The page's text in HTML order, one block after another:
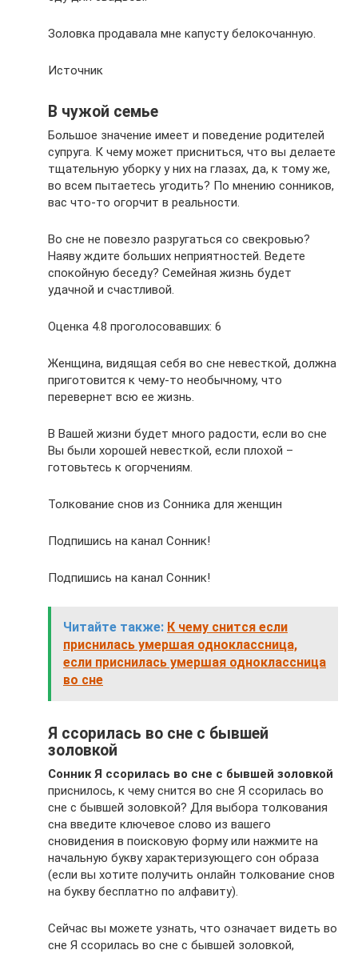
Золовка продавала мне капусту белокочанную.
Источник
В чужой семье
Большое значение имеет и поведение родителей
супруга. К чему может присниться, что вы делаете
тщательную уборку у них на глазах, да, к тому же,
во всем пытаетесь угодить? По мнению сонников,
вас что-то огорчит в реальности.
Во сне не повезло разругаться со свекровью?
Наяву ждите больших неприятностей. Ведете
спокойную беседу? Семейная жизнь будет
удачной и счастливой.
Оценка 4.8 проголосовавших: 6
Женщина, видящая себя во сне невесткой, должна
приготовится к чему-то необычному, что
перевернет всю ее жизнь.
В Вашей жизни будет много радости, если во сне
Вы были хорошей невесткой, если плохой –
готовьтесь к огорчениям.
Толкование снов из Сонника для женщин
Подпишись на канал Сонник!
Подпишись на канал Сонник!
Читайте также: К чему снится если
приснилась умершая одноклассница,
если приснилась умершая одноклассница
во сне
Я ссорилась во сне с бывшей
золовкой
Сонник Я ссорилась во сне с бывшей золовкой
приснилось, к чему снится во сне Я ссорилась во
сне с бывшей золовкой? Для выбора толкования
сна введите ключевое слово из вашего
сновидения в поисковую форму или нажмите на
начальную букву характеризующего сон образа
(если вы хотите получить онлайн толкование снов
на букву бесплатно по алфавиту).
Сейчас вы можете узнать, что означает видеть во
сне Я ссорилась во сне с бывшей золовкой,